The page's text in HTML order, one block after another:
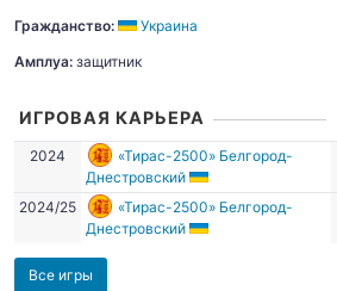
Гражданство:
Украина
Амплуа: защитник
ИГРОВАЯ КАРЬЕРА
2024
«Тирас-2500» Белгород-
Днестровский
2024/25
«Тирас-2500» Белгород-
Днестровский
Все игры